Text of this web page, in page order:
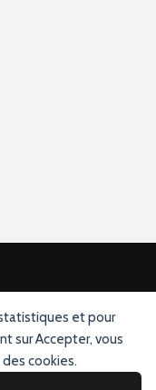
et pour
sur Accepter, vous
cookies.
nous en
réalisée par